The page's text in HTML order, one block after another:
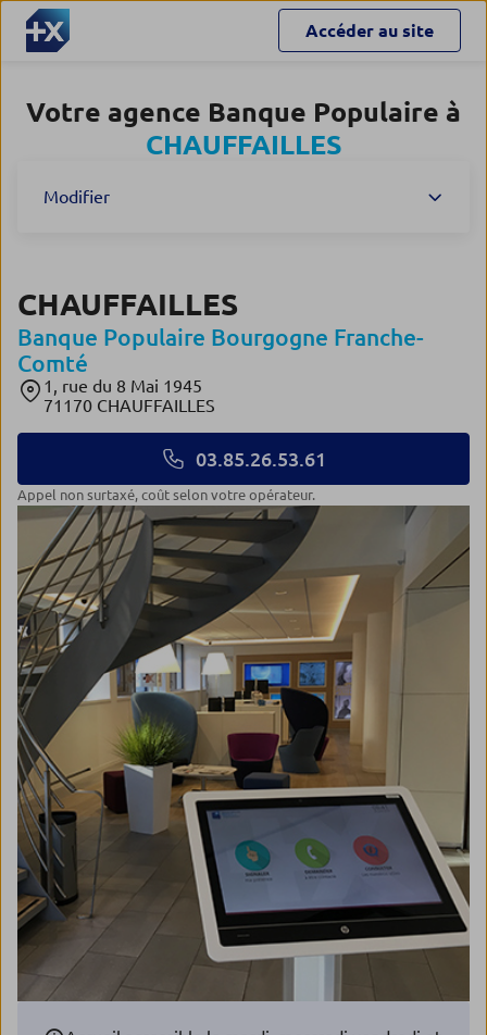
Accéder au site
Votre agence Banque Populaire à
CHAUFFAILLES
Modifier
CHAUFFAILLES
Banque Populaire Bourgogne Franche-
Comté
1, rue du 8 Mai 1945
71170 CHAUFFAILLES
03.85.26.53.61
Appel non surtaxé, coût selon votre opérateur.